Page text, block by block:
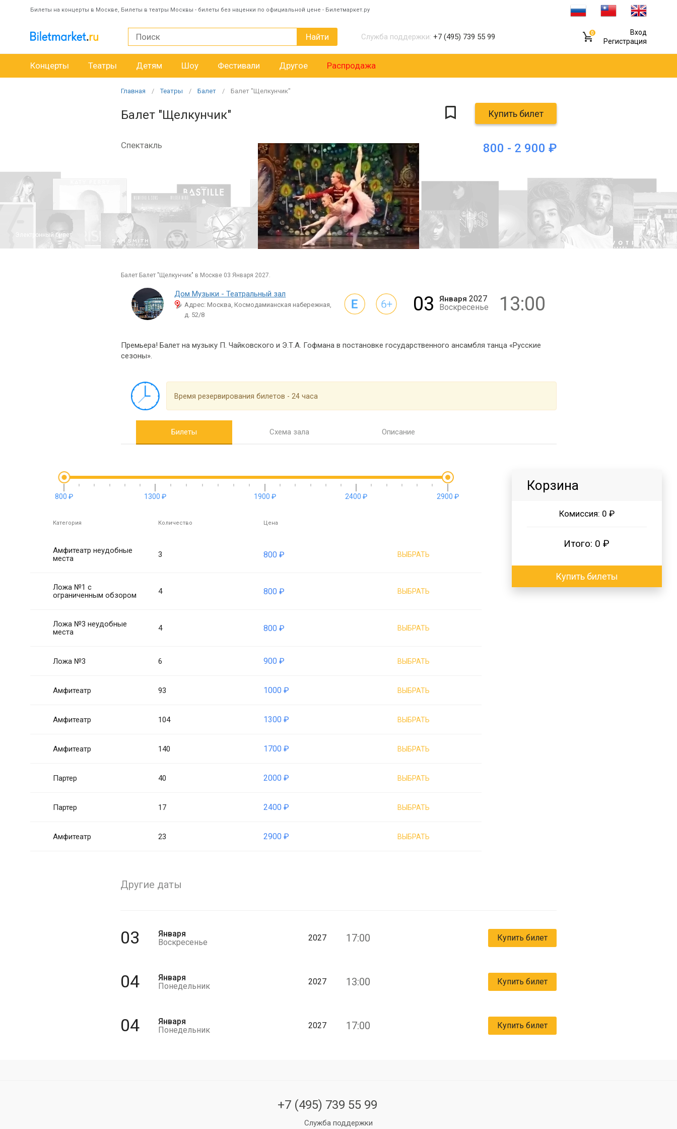
Билеты на концерты в Москве, Билеты в театры Москвы - билеты без наценки по официальной цене - Билетмаркет.ру
Найти Служба поддержки: +7 (495) 739 55 99 0
Вход
Регистрация
Концерты Театры Детям Шоу Фестивали Другое Распродажа
Главная Театры Балет Балет "Щелкунчик"
Балет "Щелкунчик" Купить билет
800 - 2 900 ₽
Спектакль
Электронный билет 6+
балет Балет "Щелкунчик" в Москве 03 Января 2027.
Дом Музыки - Театральный зал
Адрес: Москва, Космодамианская набережная,
д. 52/8
03 Января 2027
Воскресенье
13:00
Премьера! Балет на музыку П. Чайковского и Э.Т.А. Гофмана в постановке государственного ансамбля танца «Русские
сезоны».
Время резервирования билетов - 24 часа
Билеты Схема зала Описание
800 ₽ 1300 ₽ 1900 ₽ 2400 ₽ 2900 ₽
Категория Количество Цена
Амфитеатр неудобные
места
3 800 ₽ ВЫБРАТЬ
Ложа №1 с
ограниченным обзором
4 800 ₽ ВЫБРАТЬ
Ложа №3 неудобные
места
4 800 ₽ ВЫБРАТЬ
Ложа №3 6 900 ₽ ВЫБРАТЬ
Амфитеатр 93 1000 ₽ ВЫБРАТЬ
Амфитеатр 104 1300 ₽ ВЫБРАТЬ
Амфитеатр 140 1700 ₽ ВЫБРАТЬ
Партер 40 2000 ₽ ВЫБРАТЬ
Партер 17 2400 ₽ ВЫБРАТЬ
Амфитеатр 23 2900 ₽ ВЫБРАТЬ
Корзина
Комиссия: 0 ₽
Итого: 0 ₽
Купить билеты
Другие даты
03
Января
Воскресенье
2027 17:00 Купить билет
04
Января
Понедельник
2027 13:00 Купить билет
04
Января
Понедельник
2027 17:00 Купить билет
+7 (495) 739 55 99
Служба поддержки